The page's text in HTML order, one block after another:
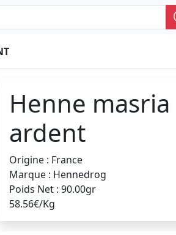
Henne
ardent
Origine : France
Marque : Hennedrog
Poids Net : 90.00gr
58.56€/Kg